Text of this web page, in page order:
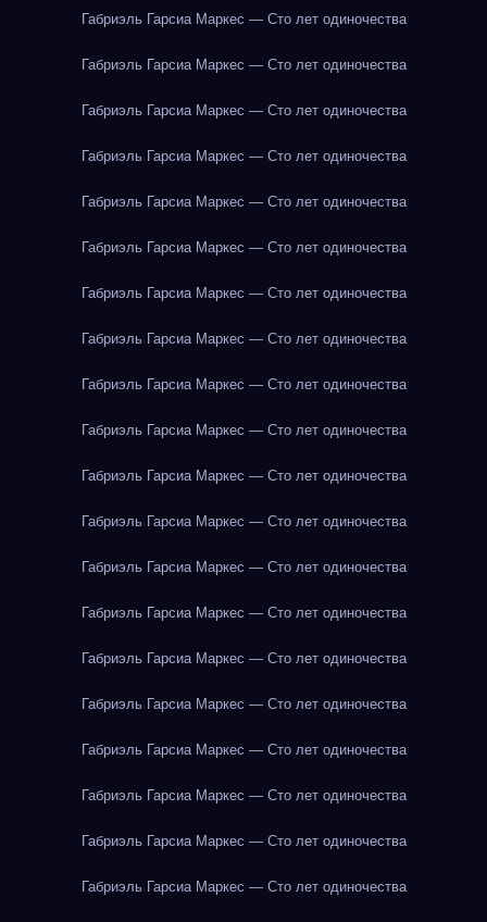
Габриэль Гарсиа Маркес — Сто лет одиночества
Габриэль Гарсиа Маркес — Сто лет одиночества
Габриэль Гарсиа Маркес — Сто лет одиночества
Габриэль Гарсиа Маркес — Сто лет одиночества
Габриэль Гарсиа Маркес — Сто лет одиночества
Габриэль Гарсиа Маркес — Сто лет одиночества
Габриэль Гарсиа Маркес — Сто лет одиночества
Габриэль Гарсиа Маркес — Сто лет одиночества
Габриэль Гарсиа Маркес — Сто лет одиночества
Габриэль Гарсиа Маркес — Сто лет одиночества
Габриэль Гарсиа Маркес — Сто лет одиночества
Габриэль Гарсиа Маркес — Сто лет одиночества
Габриэль Гарсиа Маркес — Сто лет одиночества
Габриэль Гарсиа Маркес — Сто лет одиночества
Габриэль Гарсиа Маркес — Сто лет одиночества
Габриэль Гарсиа Маркес — Сто лет одиночества
Габриэль Гарсиа Маркес — Сто лет одиночества
Габриэль Гарсиа Маркес — Сто лет одиночества
Габриэль Гарсиа Маркес — Сто лет одиночества
Габриэль Гарсиа Маркес — Сто лет одиночества